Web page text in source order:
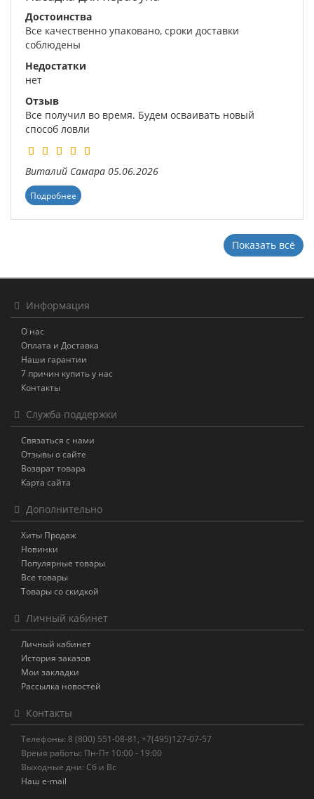
Достоинства
Все качественно упаковано, сроки доставки
соблюдены
Недостатки
нет
Отзыв
Все получил во время. Будем осваивать новый
способ ловли
Виталий Самара 05.06.2026
Подробнее
Показать всё
Информация
О нас
Оплата и Доставка
Наши гарантии
7 причин купить у нас
Контакты
Служба поддержки
Связаться с нами
Отзывы о сайте
Возврат товара
Карта сайта
Дополнительно
Хиты Продаж
Новинки
Популярные товары
Все товары
Товары со скидкой
Личный кабинет
Личный кабинет
История заказов
Мои закладки
Рассылка новостей
Контакты
Телефоны: 8 (800) 551-08-81, +7(495)127-07-57
Время работы: Пн-Пт 10:00 - 19:00
Выходные дни: Сб и Вс
Наш e-mail